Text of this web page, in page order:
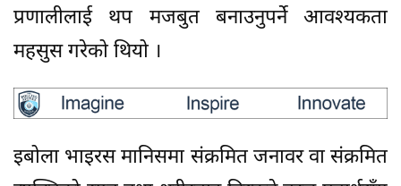
प्रणालीलाई थप मजबुत बनाउनुपर्ने आवश्यकता
महसुस गरेको थियो ।
इबोला भाइरस मानिसमा संक्रमित जनावर वा संक्रमित